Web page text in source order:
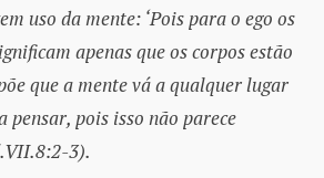
uso da mente: ‘Pois para o ego os
apenas que os corpos estão
que a mente vá a qualquer lugar
pensar, pois isso não parece
3).